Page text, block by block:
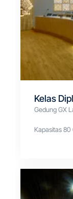
Kelas
Gedung GX
Kapasitas 80